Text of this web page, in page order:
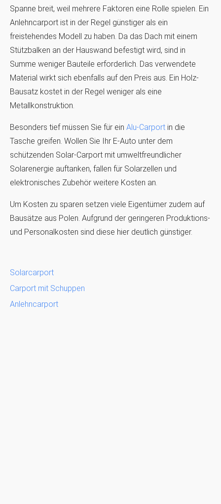
Spanne breit, weil mehrere Faktoren eine Rolle spielen. Ein
Anlehncarport ist in der Regel günstiger als ein
freistehendes Modell zu haben. Da das Dach mit einem
Stützbalken an der Hauswand befestigt wird, sind in
Summe weniger Bauteile erforderlich. Das verwendete
Material wirkt sich ebenfalls auf den Preis aus. Ein Holz-
Bausatz kostet in der Regel weniger als eine
Metallkonstruktion.
Besonders tief müssen Sie für ein Alu-Carport in die
Tasche greifen. Wollen Sie Ihr E-Auto unter dem
schützenden Solar-Carport mit umweltfreundlicher
Solarenergie auftanken, fallen für Solarzellen und
elektronisches Zubehör weitere Kosten an.
Um Kosten zu sparen setzen viele Eigentümer zudem auf
Bausätze aus Polen. Aufgrund der geringeren Produktions-
und Personalkosten sind diese hier deutlich günstiger.
Solarcarport
Carport mit Schuppen
Anlehncarport